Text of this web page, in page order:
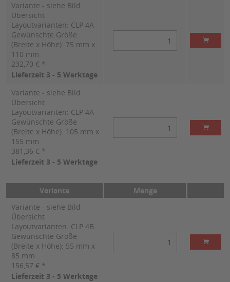
Variante - siehe Bild
Übersicht
Layoutvarianten: CLP 4A
Gewünschte Größe
(Breite x Höhe): 75 mm x
110 mm
232,70 € *
Lieferzeit 3 - 5 Werktage
Variante - siehe Bild
Übersicht
Layoutvarianten: CLP 4A
Gewünschte Größe
(Breite x Höhe): 105 mm x
155 mm
381,36 € *
Lieferzeit 3 - 5 Werktage
Variante
Menge
Variante - siehe Bild
Übersicht
Layoutvarianten: CLP 4B
Gewünschte Größe
(Breite x Höhe): 55 mm x
85 mm
156,57 € *
Lieferzeit 3 - 5 Werktage